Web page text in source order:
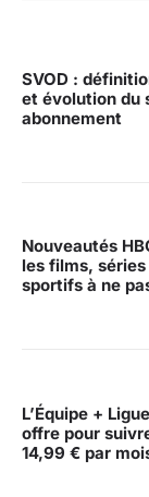
SVOD :
et évolution du
abonnement
Nouveautés
les films,
sportifs à ne
L’Équipe +
offre pour
14,99 € par